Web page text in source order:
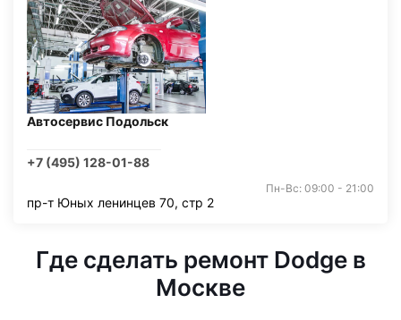
Автосервис Подольск
+7 (495) 128-01-88
Пн-Вс: 09:00 - 21:00
пр-т Юных ленинцев 70, стр 2
Где сделать ремонт Dodge в
Москве